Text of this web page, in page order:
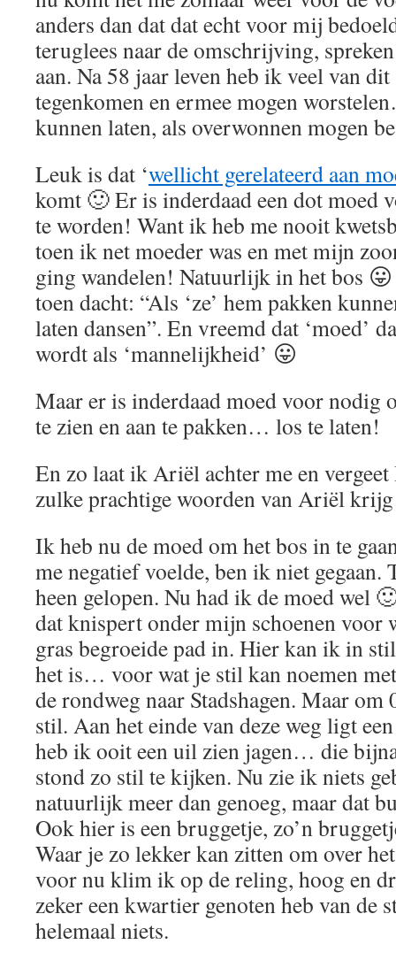
anders dan dat dat echt voor mij
teruglees naar de omschrijving,
aan. Na 58 jaar leven heb ik veel van
tegenkomen en ermee mogen
kunnen laten, als overwonnen mogen
Leuk is dat ‘wellicht gerelateerd aan
komt 🙂 Er is inderdaad een dot moed
te worden! Want ik heb me nooit
toen ik net moeder was en met mijn
ging wandelen! Natuurlijk in het bos
toen dacht: “Als ‘ze’ hem pakken
laten dansen”. En vreemd dat ‘moed’
wordt als ‘mannelijkheid’ 😛
Maar er is inderdaad moed voor nodig
te zien en aan te pakken… los te laten!
En zo laat ik Ariël achter me en
zulke prachtige woorden van Ariël
Ik heb nu de moed om het bos in te
me negatief voelde, ben ik niet gegaan.
heen gelopen. Nu had ik de moed wel
dat knispert onder mijn schoenen voor
gras begroeide pad in. Hier kan ik in
het is… voor wat je stil kan noemen
de rondweg naar Stadshagen. Maar
stil. Aan het einde van deze weg ligt
heb ik ooit een uil zien jagen… die
stond zo stil te kijken. Nu zie ik niets
natuurlijk meer dan genoeg, maar dat
Ook hier is een bruggetje, zo’n
Waar je zo lekker kan zitten om over
voor nu klim ik op de reling, hoog en
zeker een kwartier genoten heb van de
helemaal niets.